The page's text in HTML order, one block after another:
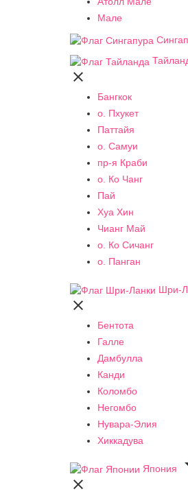
Мале

Бангкок
о. Пхукет
Паттайя
о. Самуи
пр-я Краби
о. Ко Чанг
Пай
Хуа Хин
Чианг Май
о. Ко Сичанг
о. Панган
Шри-

Бентота
Галле
Дамбулла
Канди
Коломбо
Негомбо
Нувара-Элия
Хиккадува
Япония
